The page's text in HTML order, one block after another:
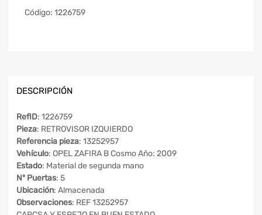
Código: 1226759
DESCRIPCIÓN
RefID: 1226759
Pieza: RETROVISOR IZQUIERDO
Referencia pieza: 13252957
Vehículo: OPEL ZAFIRA B Cosmo Año: 2009
Estado: Material de segunda mano
Nº Puertas: 5
Ubicación: Almacenada
Observaciones: REF 13252957